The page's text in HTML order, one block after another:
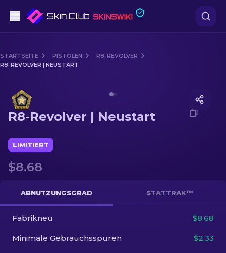
Mittelklasse
Gewehr
Scharfschützengewehr
Messer
Handschuh
Kisten
Andere
STARTSEITE PISTOLEN
R8-REVOLVER
R8-REVOLVER | NEUSTART
R8-Revolver | Neustart
LIMITIERT
$8.68
ABNUTZUNGSGRAD STATTRAK™
Fabrikneu $8.68
Minimale Gebrauchsspuren $2.33